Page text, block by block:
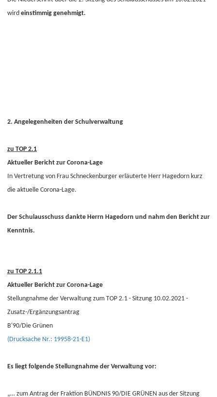
wird einstimmig genehmigt.
2. Angelegenheiten der Schulverwaltung
zu TOP 2.1
Aktueller Bericht zur Corona-Lage
In Vertretung von Frau Schneckenburger erläuterte Herr Hagedorn kurz
die aktuelle Corona-Lage.
Der Schulausschuss dankte Herrn Hagedorn und nahm den Bericht zur
Kenntnis.
zu TOP 2.1.1
Aktueller Bericht zur Corona-Lage
Stellungnahme der Verwaltung zum TOP 2.1 - Sitzung 10.02.2021 -
Zusatz-/Ergänzungsantrag
B'90/Die Grünen
(Drucksache Nr.: 19958-21-E1)
Es liegt folgende Stellungnahme der Verwaltung vor:
„… zum Antrag der Fraktion BÜNDNIS 90/DIE GRÜNEN aus der Sitzung